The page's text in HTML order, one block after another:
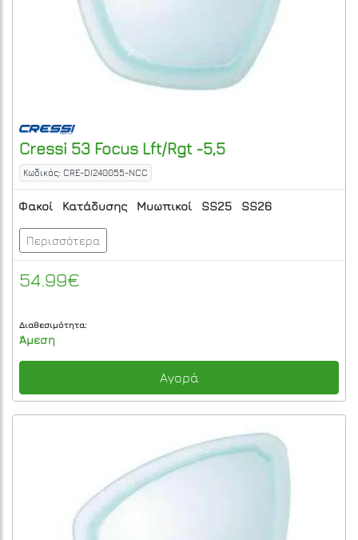
Cressi 53 Focus Lft/Rgt -5,5
Κωδικός: CRE-DI240055-NCC
Φακοί Κατάδυσης Μυωπικοί SS25 SS26
Περισσότερα
54.99€
Διαθεσιμότητα:
Άμεση
Αγορά